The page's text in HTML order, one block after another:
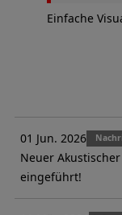
Einfache
01 Jun. 2026
Neuer
eingeführt!